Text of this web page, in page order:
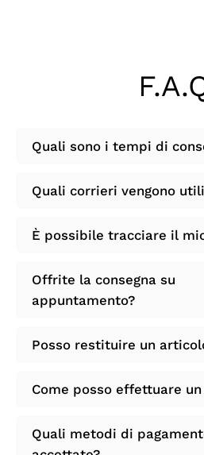
Quali sono i tempi di
Quali corrieri vengono
È possibile tracciare il
Offrite la consegna su
appuntamento?
Posso restituire un
Come posso effettuare un
Quali metodi di